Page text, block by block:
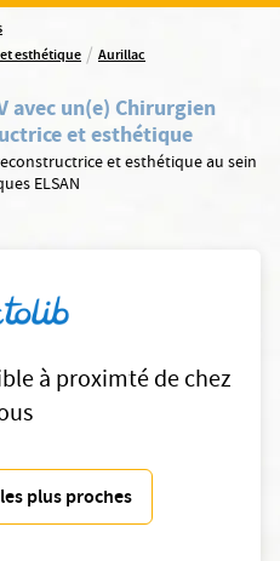
esthétique / Aurillac
avec un(e) Chirurgien
et esthétique
et esthétique au sein
ELSAN
à proximté de chez
plus proches